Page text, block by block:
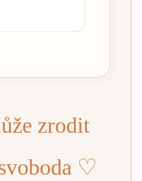
zrodit
♡